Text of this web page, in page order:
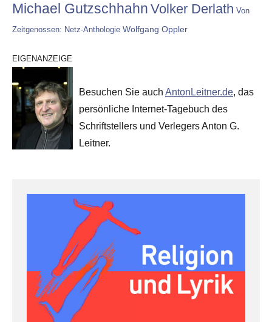
Michael Gutzschhahn Volker Derlath Von
Zeitgenossen: Netz-Anthologie Wolfgang Oppler
EIGENANZEIGE
Besuchen Sie auch AntonLeitner.de, das
persönliche Internet-Tagebuch des
Schriftstellers und Verlegers Anton G.
Leitner.